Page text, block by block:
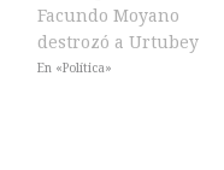
Facundo Moyano
destrozó a Urtubey
En «Política»